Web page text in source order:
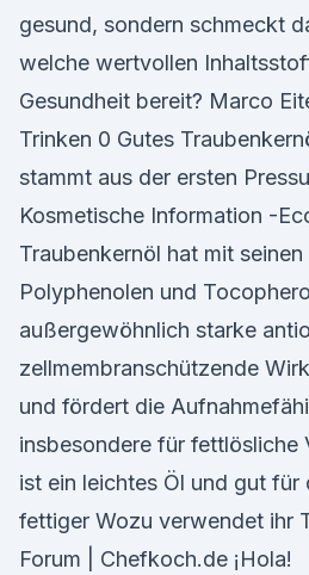
gesund, sondern schmeckt
welche wertvollen
Gesundheit bereit? Marco
Trinken 0 Gutes
stammt aus der ersten
Kosmetische Information -
Traubenkernöl hat mit
Polyphenolen und
außergewöhnlich starke
zellmembranschützende
und fördert die
insbesondere für fettlösliche
ist ein leichtes Öl und gut
fettiger Wozu verwendet ihr
Forum | Chefkoch.de ¡Hola!